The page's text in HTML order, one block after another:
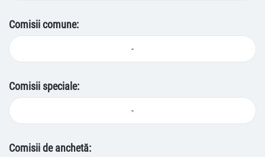
Comisii comune:
-
Comisii speciale:
-
Comisii de anchetă: